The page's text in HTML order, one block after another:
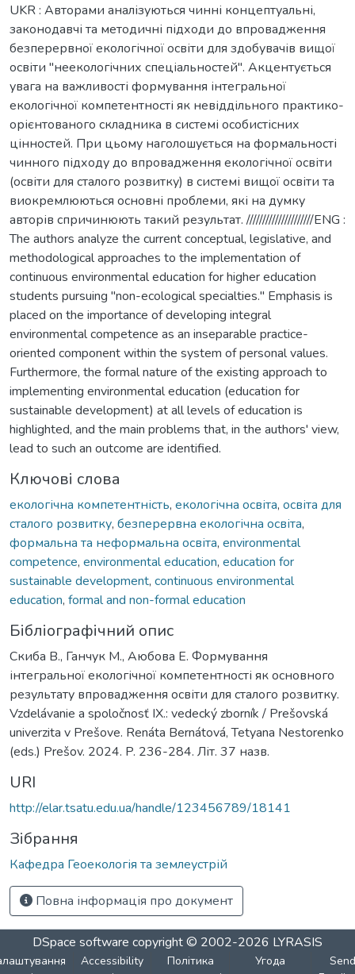
UKR : Авторами аналізуються чинні концептуальні,
законодавчі та методичні підходи до впровадження
безперервної екологічної освіти для здобувачів вищої
освіти "неекологічних спеціальностей". Акцентується
увага на важливості формування інтегральної
екологічної компетентності як невіддільного практико-
орієнтованого складника в системі особистісних
цінностей. При цьому наголошується на формальності
чинного підходу до впровадження екологічної освіти
(освіти для сталого розвитку) в системі вищої освіти та
виокремлюються основні проблеми, які на думку
авторів спричинюють такий результат. /////////////////////ENG :
The authors analyze the current conceptual, legislative, and
methodological approaches to the implementation of
continuous environmental education for higher education
students pursuing "non-ecological specialties." Emphasis is
placed on the importance of developing integral
environmental competence as an inseparable practice-
oriented component within the system of personal values.
Furthermore, the formal nature of the existing approach to
implementing environmental education (education for
sustainable development) at all levels of education is
highlighted, and the main problems that, in the authors' view,
lead to such an outcome are identified.
Ключові слова
екологічна компетентність, екологічна освіта, освіта для
сталого розвитку, безперервна екологічна освіта,
формальна та неформальна освіта, environmental
competence, environmental education, education for
sustainable development, continuous environmental
education, formal and non-formal education
Бібліографічний опис
Скиба В., Ганчук М., Аюбова Е. Формування
інтегральної екологічної компетентності як основного
результату впровадження освіти для сталого розвитку.
Vzdelávanie a spoločnosť IХ.: vedecký zborník / Prešovská
univerzita v Prešove. Renáta Bernátová, Tetyana Nestorenko
(eds.) Prešov. 2024. P. 236-284. Літ. 37 назв.
URI
http://elar.tsatu.edu.ua/handle/123456789/18141
Зібрання
Кафедра Геоекологія та землеустрій
Повна інформація про документ
DSpace software copyright © 2002-2026 LYRASIS
Accessibility
Політика
Угода
Send